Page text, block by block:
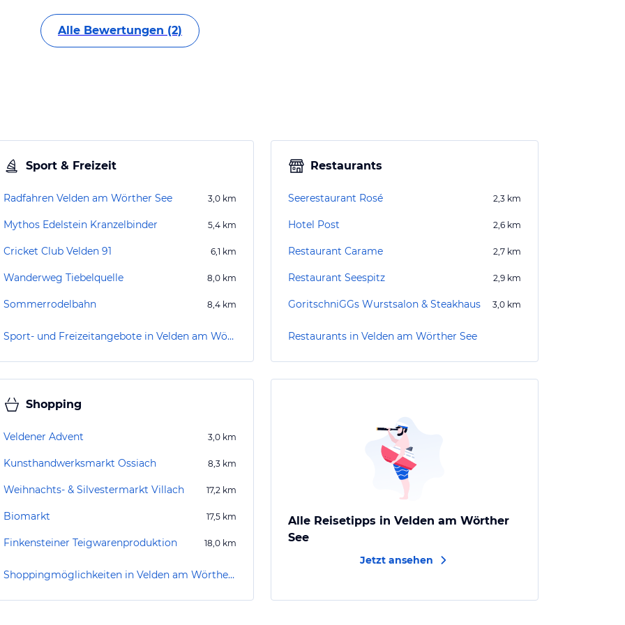
Alle Bewertungen (2)
Sport & Freizeit
Radfahren Velden am Wörther See 3,0 km
Mythos Edelstein Kranzelbinder 5,4 km
Cricket Club Velden 91 6,1 km
Wanderweg Tiebelquelle 8,0 km
Sommerrodelbahn 8,4 km
Sport- und Freizeitangebote in Velden am Wörther See
Restaurants
Seerestaurant Rosé 2,3 km
Hotel Post 2,6 km
Restaurant Carame 2,7 km
Restaurant Seespitz 2,9 km
GoritschniGGs Wurstsalon & Steakhaus 3,0 km
Restaurants in Velden am Wörther See
Shopping
Veldener Advent 3,0 km
Kunsthandwerksmarkt Ossiach 8,3 km
Weihnachts- & Silvestermarkt Villach 17,2 km
Biomarkt 17,5 km
Finkensteiner Teigwarenproduktion 18,0 km
Shoppingmöglichkeiten in Velden am Wörther See
Alle Reisetipps in Velden am Wörther
See
Jetzt ansehen